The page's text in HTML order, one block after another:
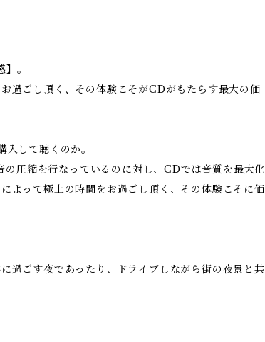
。
過ごし頂く、その体験こそがCDがもたらす最大の価
して聴くのか。
圧縮を行なっているのに対し、CDでは音質を最大化
よって極上の時間をお過ごし頂く、その体験こそに価
過ごす夜であったり、ドライブしながら街の夜景と共